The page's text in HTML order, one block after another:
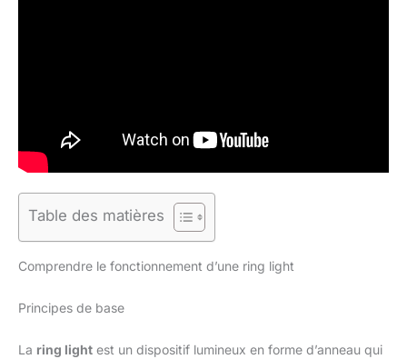
Table des matières
Comprendre le fonctionnement d’une ring light
Principes de base
La ring light est un dispositif lumineux en forme d’anneau qui